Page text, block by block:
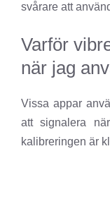
svårare att
Varför
när jag
Vissa appar
att signalera
kalibreringen är